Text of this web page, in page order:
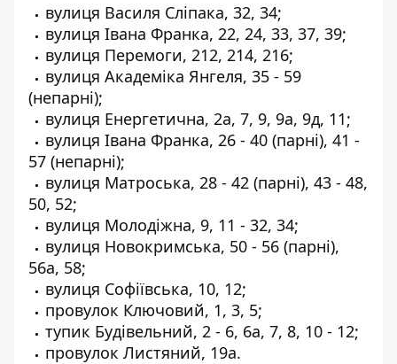
вулиця Василя Сліпака, 32, 34;
вулиця Івана Франка, 22, 24, 33, 37, 39;
вулиця Перемоги, 212, 214, 216;
вулиця Академіка Янгеля, 35 - 59
(непарні);
вулиця Енергетична, 2а, 7, 9, 9а, 9д, 11;
вулиця Івана Франка, 26 - 40 (парні), 41 -
57 (непарні);
вулиця Матроська, 28 - 42 (парні), 43 - 48,
50, 52;
вулиця Молодіжна, 9, 11 - 32, 34;
вулиця Новокримська, 50 - 56 (парні),
56а, 58;
вулиця Софіївська, 10, 12;
провулок Ключовий, 1, 3, 5;
тупик Будівельний, 2 - 6, 6а, 7, 8, 10 - 12;
провулок Листяний, 19а.